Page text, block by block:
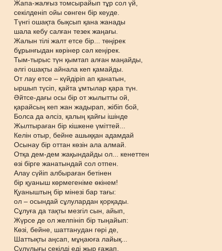
Жапа-жалғыз томсырайып тұр сол үй,
секілденіп ойы сөнген бір кеуде.
Түнгі ошақта бықсып қана жанады
шала кебу салған тезек жаңағы.
Жалын тілі жалт етсе бір... төңірек
бұрынғыдан көрінер сәл кеңірек.
Тым-тырыс түн қымтап алған маңайды,
әлгі ошақты айнала кеп қамайды.
От лау етсе – күйдіріп ап қанатын,
ыршып түсіп, қайта ұмтылар қара түн.
Әйтсе-дағы осы бір от жылытты ой,
қарайсың кеп жан жадырап, жібіп бой,
Болса да әлсіз, қалың қайғы ішінде
Жылтыраған бір кішкене үміттей...
Келін отыр, бейне ашыққан адамдай
Осынау бір оттан көзін ала алмай.
Отқа дем-дем жақындайды ол... кенеттен
өзі бірге жанатындай сол отпен.
Алау сүйіп албыраған бетінен
бір қуаныш көрмегеніме өкінем!
Қуаныштың бір мінезі бар тағы:
ол – осындай сұлулардан қорқады.
Сұлуға да тақты мезгіл сын, айып,
Жүрсе де ол желпініп бір тыңайып:
Көзі, бейне, шаттанудан гөрі де,
Шаттықты аңсап, мұңаюға лайық...
Сұлулығы секілді еді жыр ғажап,